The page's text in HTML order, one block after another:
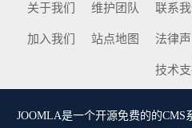
关于我们 维护团队 联系我
加入我们 站点地图 法律
技术
JOOMLA是一个开源免费的的CMS